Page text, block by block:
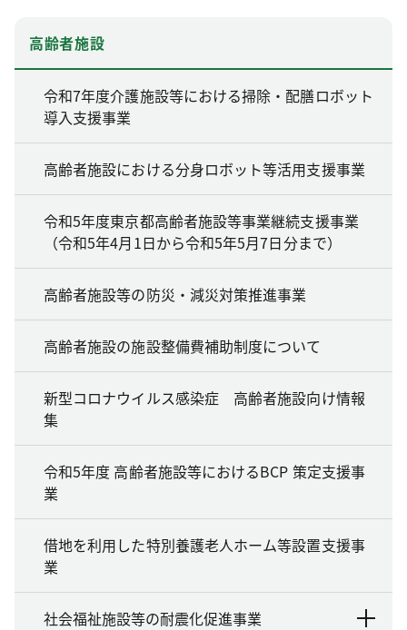
高齢者施設
令和7年度介護施設等における掃除・配膳ロボット
導入支援事業
高齢者施設における分身ロボット等活用支援事業
令和5年度東京都高齢者施設等事業継続支援事業
（令和5年4月1日から令和5年5月7日分まで）
高齢者施設等の防災・減災対策推進事業
高齢者施設の施設整備費補助制度について
新型コロナウイルス感染症 高齢者施設向け情報
集
令和5年度 高齢者施設等におけるBCP 策定支援事
業
借地を利用した特別養護老人ホーム等設置支援事
業
社会福祉施設等の耐震化促進事業